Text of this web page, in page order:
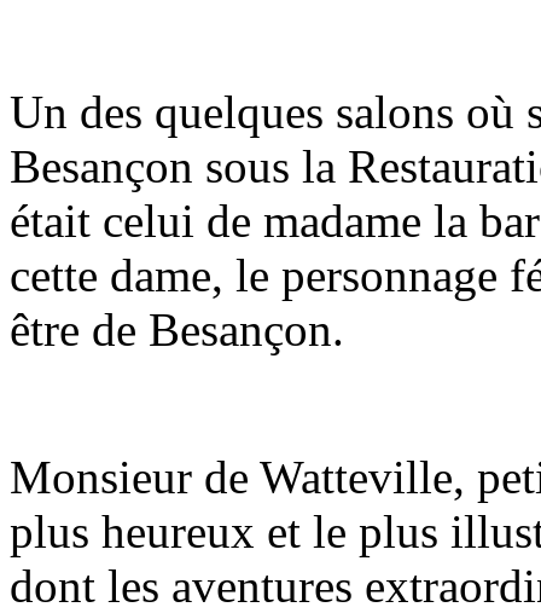
Un des quelques salons où
Besançon sous la
était celui de madame la
cette dame, le personnage
être de Besançon.
Monsieur de Watteville,
plus heureux et le plus
dont les aventures